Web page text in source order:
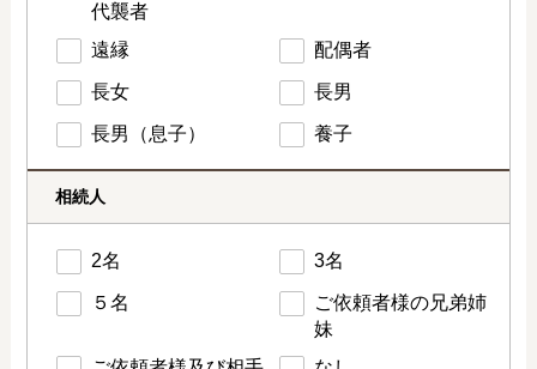
代襲者
遠縁 配偶者
長女 長男
長男（息子） 養子
相続人
2名 3名
５名
ご依頼者様の兄弟姉
妹